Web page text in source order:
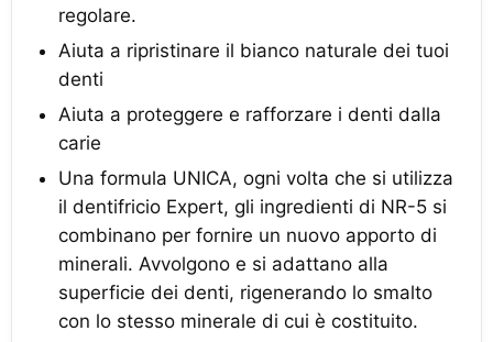
regolare.
Aiuta a ripristinare il bianco naturale dei tuoi
denti
Aiuta a proteggere e rafforzare i denti dalla
carie
Una formula UNICA, ogni volta che si utilizza
il dentifricio Expert, gli ingredienti di NR-5 si
combinano per fornire un nuovo apporto di
minerali. Avvolgono e si adattano alla
superficie dei denti, rigenerando lo smalto
con lo stesso minerale di cui è costituito.